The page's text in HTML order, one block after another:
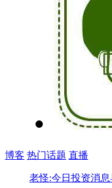
博客 热门话题 直播
老怪:今日投资消息